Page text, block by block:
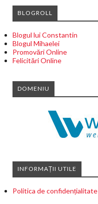
BLOGROLL
Blogul lui Constantin
Blogul Mihaelei
Promovări Online
Felicitări Online
DOMENIU
INFORMAȚII UTILE
Politica de confidențialitate